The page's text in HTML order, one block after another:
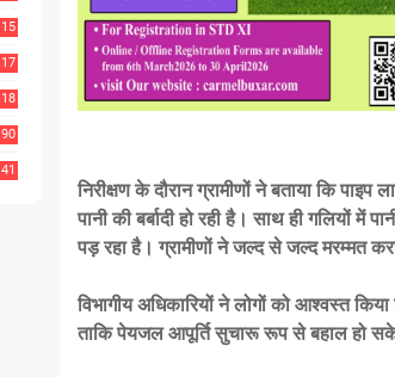
15
17
18
90
41
निरीक्षण के दौरान ग्रामीणों ने बताया कि
पानी की बर्बादी हो रही है। साथ ही गलियों में
पड़ रहा है। ग्रामीणों ने जल्द से जल्द मरम्मत
विभागीय अधिकारियों ने लोगों को आश्वस्त
ताकि पेयजल आपूर्ति सुचारू रूप से बहाल हो सके